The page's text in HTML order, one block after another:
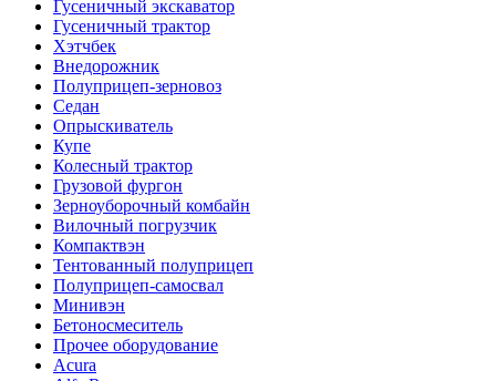
Гусеничный экскаватор
Гусеничный трактор
Хэтчбек
Внедорожник
Полуприцеп-зерновоз
Седан
Опрыскиватель
Купе
Колесный трактор
Грузовой фургон
Зерноуборочный комбайн
Вилочный погрузчик
Компактвэн
Тентованный полуприцеп
Полуприцеп-самосвал
Минивэн
Бетоносмеситель
Прочее оборудование
Acura